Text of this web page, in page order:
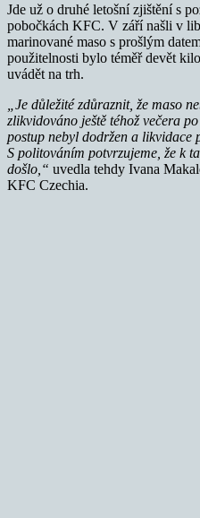
Jde už o druhé letošní zjištění s
pobočkách KFC. V září našli v
marinované maso s prošlým
použitelnosti bylo téměř devět
uvádět na trh.
„Je důležité zdůraznit, že maso
zlikvidováno ještě téhož večera
postup nebyl dodržen a likvidace
S politováním potvrzujeme, že k
došlo,“ uvedla tehdy Ivana
KFC Czechia.